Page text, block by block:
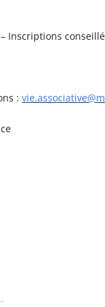
Inscriptions
: